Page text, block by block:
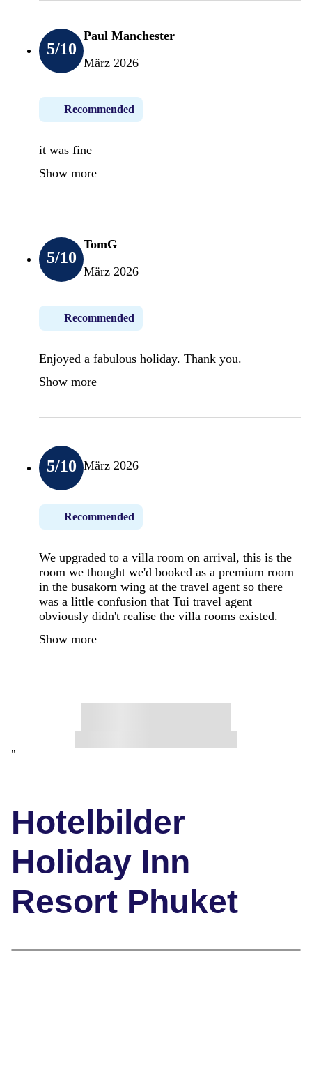
5/10
Paul Manchester
März 2026
Recommended
it was fine
Show more
5/10
TomG
März 2026
Recommended
Enjoyed a fabulous holiday. Thank you.
Show more
5/10 März 2026
Recommended
We upgraded to a villa room on arrival, this is the
room we thought we'd booked as a premium room
in the busakorn wing at the travel agent so there
was a little confusion that Tui travel agent
obviously didn't realise the villa rooms existed.
Show more
"
Hotelbilder
Holiday Inn
Resort Phuket